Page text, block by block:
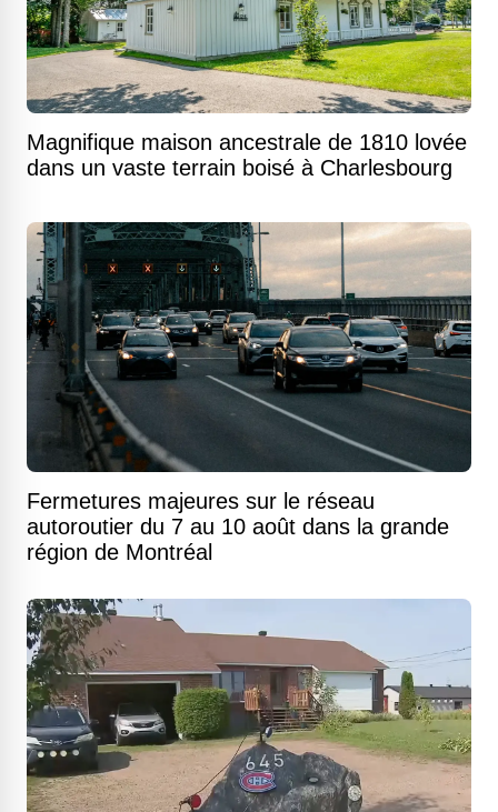
Magnifique maison ancestrale de 1810 lovée
dans un vaste terrain boisé à Charlesbourg
Fermetures majeures sur le réseau
autoroutier du 7 au 10 août dans la grande
région de Montréal